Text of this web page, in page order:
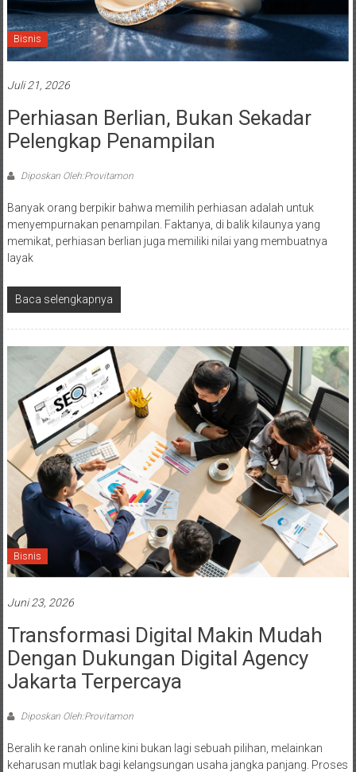
Bisnis
Juli 21, 2026
Perhiasan Berlian, Bukan Sekadar
Pelengkap Penampilan
Diposkan Oleh:Provitamon
Banyak orang berpikir bahwa memilih perhiasan adalah untuk
menyempurnakan penampilan. Faktanya, di balik kilaunya yang
memikat, perhiasan berlian juga memiliki nilai yang membuatnya
layak
Baca selengkapnya
Bisnis
Juni 23, 2026
Transformasi Digital Makin Mudah
Dengan Dukungan Digital Agency
Jakarta Terpercaya
Diposkan Oleh:Provitamon
Beralih ke ranah online kini bukan lagi sebuah pilihan, melainkan
keharusan mutlak bagi kelangsungan usaha jangka panjang. Proses